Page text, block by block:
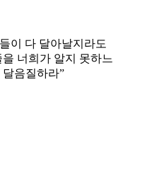
이 다 달아날지라도
너희가 알지 못하느
달음질하라”